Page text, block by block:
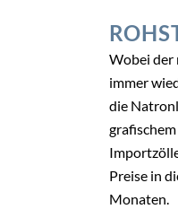
Wobei der
immer
die
Preise in
Monaten.